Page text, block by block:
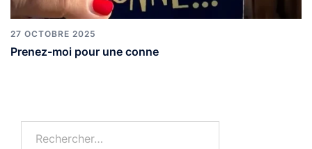
27 OCTOBRE 2025
Prenez-moi pour une conne